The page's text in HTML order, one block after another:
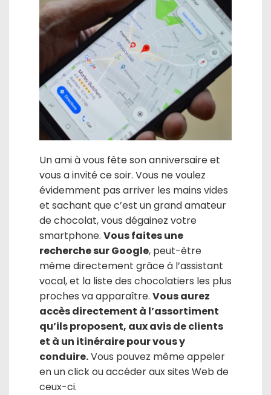
Un ami à vous fête son anniversaire et
vous a invité ce soir. Vous ne voulez
évidemment pas arriver les mains vides
et sachant que c’est un grand amateur
de chocolat, vous dégainez votre
smartphone. Vous faites une
recherche sur Google, peut-être
même directement grâce à l’assistant
vocal, et la liste des chocolatiers les plus
proches va apparaître. Vous aurez
accès directement à l’assortiment
qu’ils proposent, aux avis de clients
et à un itinéraire pour vous y
conduire.Vous pouvez même appeler
en un click ou accéder aux sites Web de
ceux-ci.